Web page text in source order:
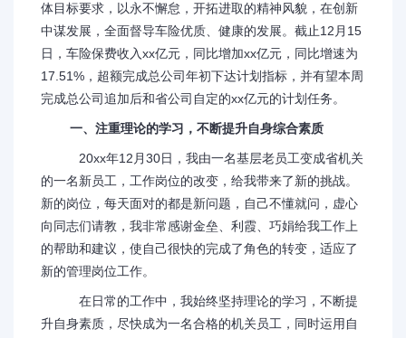
体目标要求，以永不懈怠，开拓进取的精神风貌，在创新
中谋发展，全面督导车险优质、健康的发展。截止12月15
日，车险保费收入xx亿元，同比增加xx亿元，同比增速为
17.51%，超额完成总公司年初下达计划指标，并有望本周
完成总公司追加后和省公司自定的xx亿元的计划任务。
一、注重理论的学习，不断提升自身综合素质
20xx年12月30日，我由一名基层老员工变成省机关
的一名新员工，工作岗位的改变，给我带来了新的挑战。
新的岗位，每天面对的都是新问题，自己不懂就问，虚心
向同志们请教，我非常感谢金垒、利霞、巧娟给我工作上
的帮助和建议，使自己很快的完成了角色的转变，适应了
新的管理岗位工作。
在日常的工作中，我始终坚持理论的学习，不断提
升自身素质，尽快成为一名合格的机关员工，同时运用自